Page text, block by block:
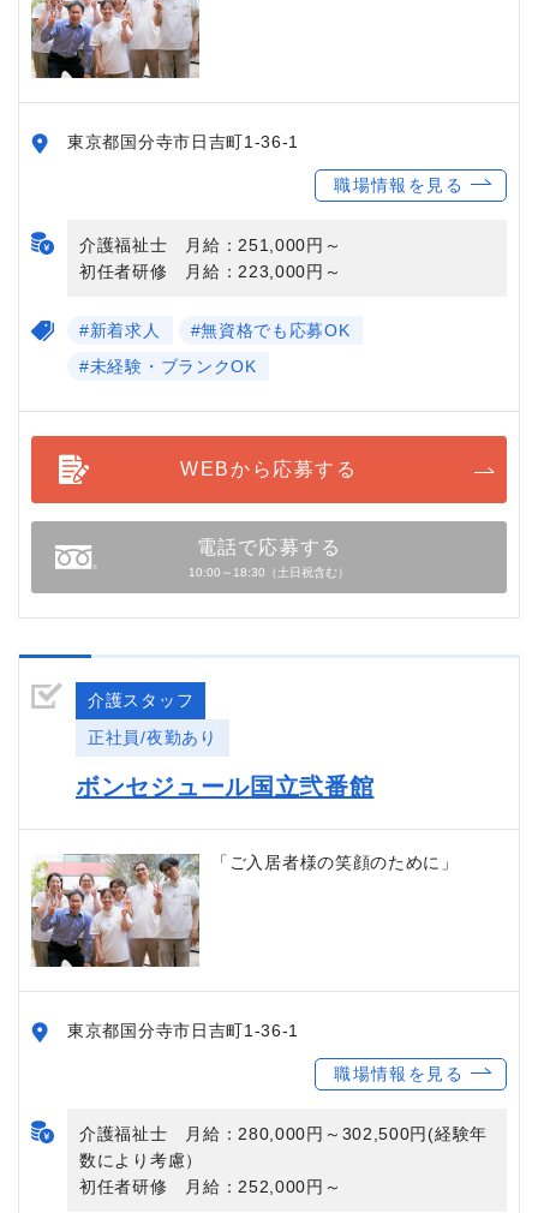
東京都国分寺市日吉町1-36-1
職場情報を見る
介護福祉士 月給：251,000円～
初任者研修 月給：223,000円～
#新着求人
#無資格でも応募OK
#未経験・ブランクOK
WEBから応募する
電話で応募する
10:00～18:30（土日祝含む）
介護スタッフ
正社員/夜勤あり
ボンセジュール国立弐番館
「ご入居者様の笑顔のために」
東京都国分寺市日吉町1-36-1
職場情報を見る
介護福祉士 月給：280,000円～302,500円(経験年
数により考慮）
初任者研修 月給：252,000円～